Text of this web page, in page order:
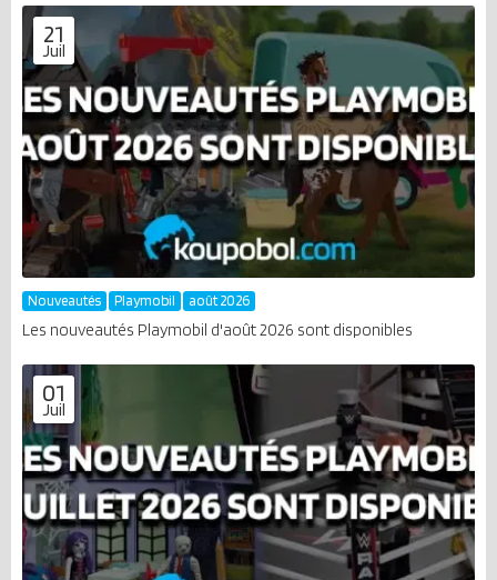
21
Juil
Nouveautés Playmobil août 2026
Les nouveautés Playmobil d'août 2026 sont disponibles
01
Juil